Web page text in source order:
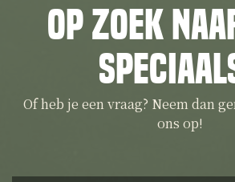
Op zoek
Of heb je een vraag? Neem dan
ons op!